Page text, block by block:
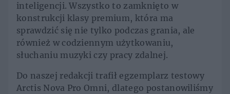
inteligencji. Wszystko to zamknięto w
konstrukcji klasy premium, która ma
sprawdzić się nie tylko podczas grania, ale
również w codziennym użytkowaniu,
słuchaniu muzyki czy pracy zdalnej.
Do naszej redakcji trafił egzemplarz testowy
Arctis Nova Pro Omni, dlatego postanowiliśmy